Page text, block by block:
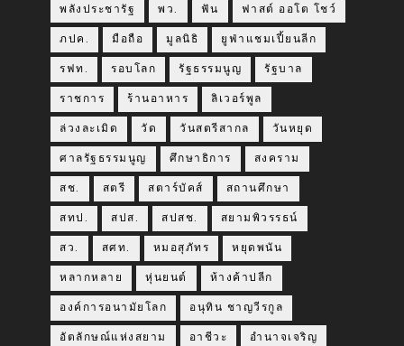
พลังประชารัฐ พว. ฟัน ฟาสต์ ออโต โชว์
ภปค. มือถือ มูลนิธิ ยูฟ่าแชมเปี้ยนลีก
รฟท. รอบโลก รัฐธรรมนูญ รัฐบาล
ราชการ ร้านอาหาร ลิเวอร์พูล
ล่วงละเมิด วัด วันสตรีสากล วันหยุด
ศาลรัฐธรรมนูญ ศึกษาธิการ สงคราม
สช. สตรี สตาร์บัคส์ สถานศึกษา
สทป. สปส. สปสช. สยามพิวรรธน์
สว. สศท. หมอสุภัทร หยุดพนัน
หลากหลาย หุ่นยนต์ ห้างค้าปลีก
องค์การอนามัยโลก อนุทิน ชาญวีรกูล
อัตลักษณ์แห่งสยาม อาชีวะ อำนาจเจริญ